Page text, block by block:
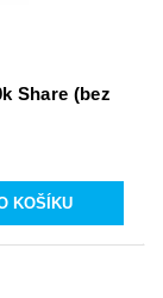
Share (bez